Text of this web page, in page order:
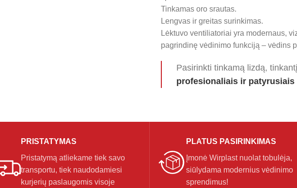
Tinkamas oro srautas.
Lengvas ir greitas surinkimas.
Lėktuvo ventiliatoriai yra modernaus,
pagrindinę vėdinimo funkciją – vėdins
Pasirinkti tinkamą lizdą,
profesionaliais ir
PRISTATYMAS
Pristatymą atliekame tiek savo
transportu, tiek naudodamiesi
kurjerių paslaugomis visoje
PLATUS PASIRINKIMAS
Įmonė Wirplast nuolat tobulėja,
siūlydama modernius vėdinimo
sprendimus!